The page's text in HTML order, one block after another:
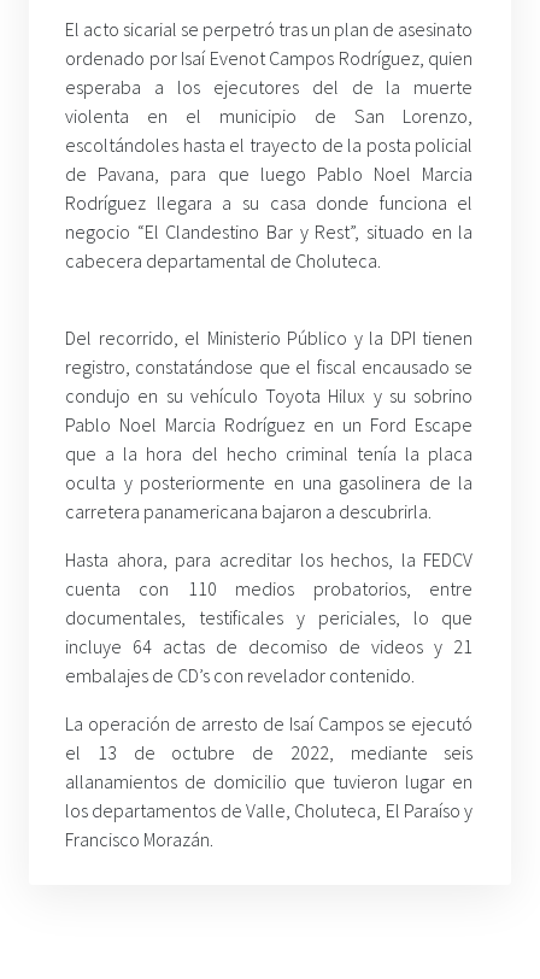
El acto sicarial se perpetró tras un plan de asesinato
ordenado por Isaí Evenot Campos Rodríguez, quien
esperaba a los ejecutores del de la muerte
violenta en el municipio de San Lorenzo,
escoltándoles hasta el trayecto de la posta policial
de Pavana, para que luego Pablo Noel Marcia
Rodríguez llegara a su casa donde funciona el
negocio “El Clandestino Bar y Rest”, situado en la
cabecera departamental de Choluteca.
Del recorrido, el Ministerio Público y la DPI tienen
registro, constatándose que el fiscal encausado se
condujo en su vehículo Toyota Hilux y su sobrino
Pablo Noel Marcia Rodríguez en un Ford Escape
que a la hora del hecho criminal tenía la placa
oculta y posteriormente en una gasolinera de la
carretera panamericana bajaron a descubrirla.
Hasta ahora, para acreditar los hechos, la FEDCV
cuenta con 110 medios probatorios, entre
documentales, testificales y periciales, lo que
incluye 64 actas de decomiso de videos y 21
embalajes de CD’s con revelador contenido.
La operación de arresto de Isaí Campos se ejecutó
el 13 de octubre de 2022, mediante seis
allanamientos de domicilio que tuvieron lugar en
los departamentos de Valle, Choluteca, El Paraíso y
Francisco Morazán.